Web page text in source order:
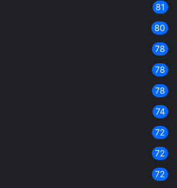
81
80
78
78
78
74
72
72
72